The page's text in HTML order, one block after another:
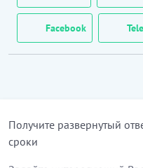
Facebook
Получите развернутый
сроки